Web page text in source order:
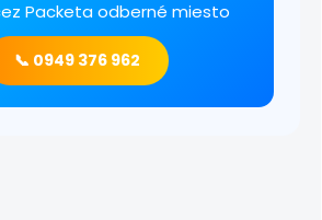
Packeta odberné miesto
📞 0949 376 962